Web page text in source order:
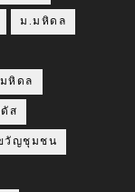
ม.มหิดล
มหิดล
ส
วัญชุมชน